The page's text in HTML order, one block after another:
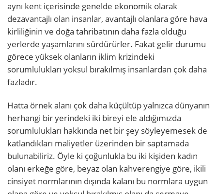
aynı kent içerisinde genelde ekonomik olarak
dezavantajlı olan insanlar, avantajlı olanlara göre hava
kirliliğinin ve doğa tahribatının daha fazla olduğu
yerlerde yaşamlarını sürdürürler. Fakat gelir durumu
görece yüksek olanların iklim krizindeki
sorumlulukları yoksul bırakılmış insanlardan çok daha
fazladır.
Hatta örnek alanı çok daha küçültüp yalnızca dünyanın
herhangi bir yerindeki iki bireyi ele aldığımızda
sorumlulukları hakkında net bir şey söyleyemesek de
katlandıkları maliyetler üzerinden bir saptamada
bulunabiliriz. Öyle ki çoğunlukla bu iki kişiden kadın
olanı erkeğe göre, beyaz olan kahverengiye göre, ikili
cinsiyet normlarının dışında kalanı bu normlara uygun